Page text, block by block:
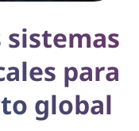
para
global